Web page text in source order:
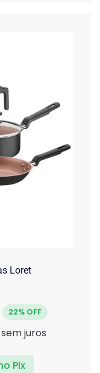
Loret
22% OFF
sem juros
Pix